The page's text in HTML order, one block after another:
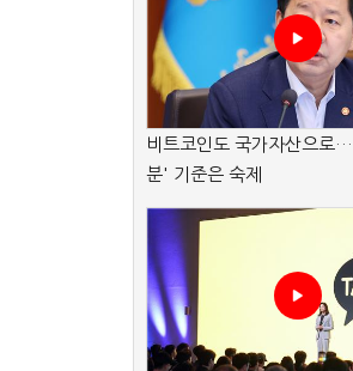
비트코인도 국가자산으로…'
분' 기준은 숙제